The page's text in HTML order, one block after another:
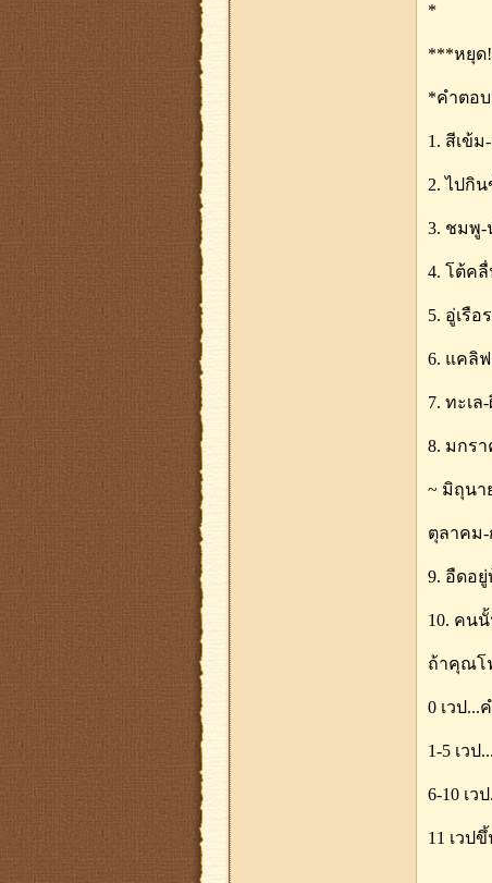
*
***หยุด
*คำตอ
1. สีเข้
2. ไปกิ
3. ชมพู-
4. โต้ค
5. อู่เรื
6. แคลิ
7. ทะเ
8. มกร
~ มิถุนา
ตุลาคม-
9. อืดอยู่
10. คน
ถ้าคุณโ
0 เวป
1-5 เว
6-10 เ
11 เวป